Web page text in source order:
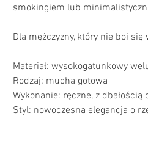
smokingiem lub
Dla mężczyzny, który nie boi
Materiał: wysokogatunkowy
Rodzaj: mucha gotowa
Wykonanie: ręczne, z dbałością
Styl: nowoczesna elegancja o